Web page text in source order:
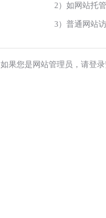
2）如网站托
3）普通网站
如果您是网站管理员，请登